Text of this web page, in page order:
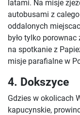
latami. Na misje
autobusami z
oddalonych
było tylko
na spotkanie z
misje parafialne w
4. Dokszyce
Gdzies w okolicach
kapucynskie,